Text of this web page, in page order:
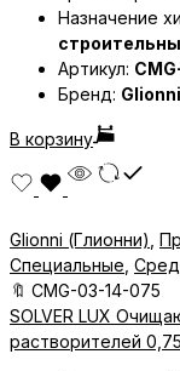
Назначение
Артикул:
Бренд: Glionni
В корзину
Glionni (Глионни)
Специальные
🔖 CMG-03-14-075
SOLVER LUX
растворителей